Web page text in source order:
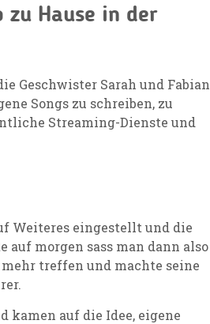
zu Hause in der
Geschwister Sarah und Fabian
Songs zu schreiben, zu
Streaming-Dienste und
Weiteres eingestellt und die
auf morgen sass man dann also
mehr treffen und machte seine
kamen auf die Idee, eigene